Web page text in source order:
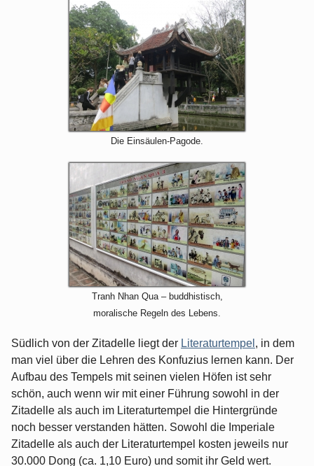
Die Einsäulen-Pagode.
Tranh Nhan Qua – buddhistisch,
moralische Regeln des Lebens.
Südlich von der Zitadelle liegt der Literaturtempel , in dem
man viel über die Lehren des Konfuzius lernen kann. Der
Aufbau des Tempels mit seinen vielen Höfen ist sehr
schön, auch wenn wir mit einer Führung sowohl in der
Zitadelle als auch im Literaturtempel die Hintergründe
noch besser verstanden hätten. Sowohl die Imperiale
Zitadelle als auch der Literaturtempel kosten jeweils nur
30.000 Dong (ca. 1,10 Euro) und somit ihr Geld wert.